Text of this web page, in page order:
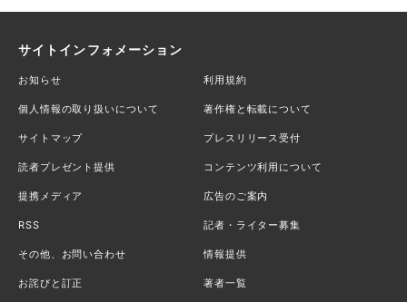
サイトインフォメーション
お知らせ 利用規約
個人情報の取り扱いについて 著作権と転載について
サイトマップ プレスリリース受付
読者プレゼント提供 コンテンツ利用について
提携メディア 広告のご案内
RSS 記者・ライター募集
その他、お問い合わせ 情報提供
お詫びと訂正 著者一覧